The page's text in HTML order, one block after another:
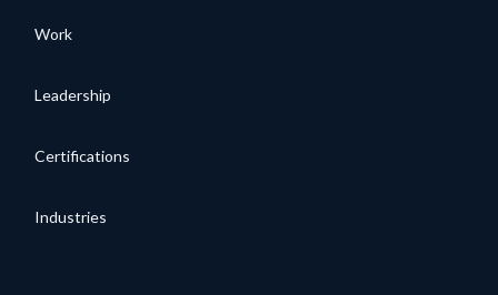
Work
Leadership
Certifications
Industries